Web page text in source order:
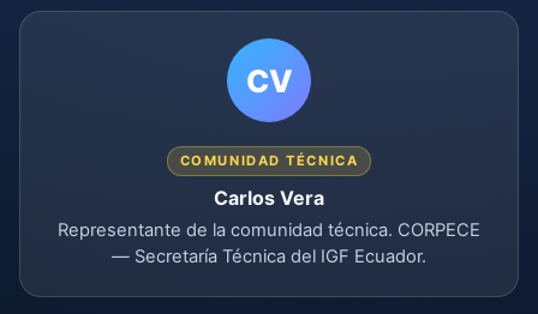
CV
COMUNIDAD TÉCNICA
Carlos Vera
Representante de la comunidad técnica. CORPECE
— Secretaría Técnica del IGF Ecuador.